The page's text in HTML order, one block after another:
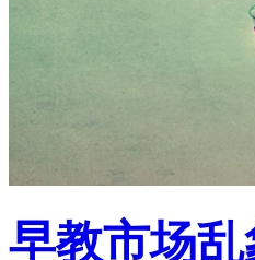
早教市场